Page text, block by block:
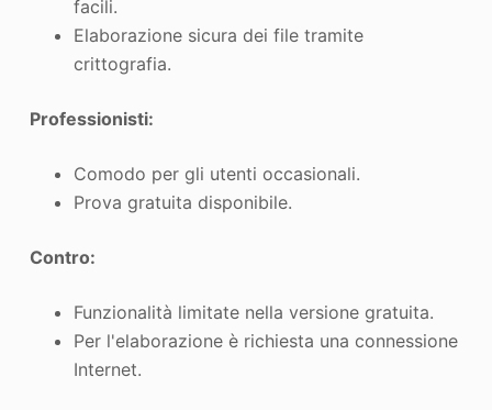
facili.
Elaborazione sicura dei file tramite
crittografia.
Professionisti:
Comodo per gli utenti occasionali.
Prova gratuita disponibile.
Contro:
Funzionalità limitate nella versione gratuita.
Per l'elaborazione è richiesta una connessione
Internet.